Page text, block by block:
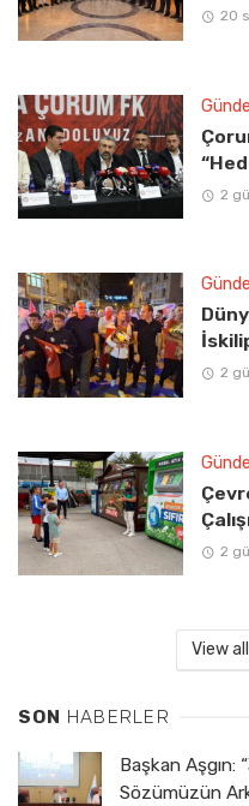
20
2
2
2
View
SON HABERLER
Başkan Aşgın:
Sözümüzün